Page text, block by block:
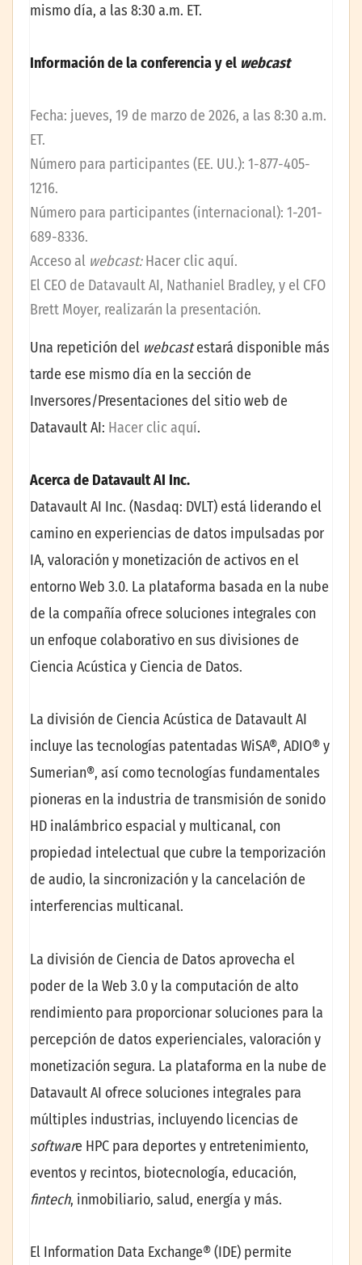
mismo día, a las 8:30 a.m. ET.
Información de la conferencia y el webcast
Fecha: jueves, 19 de marzo de 2026, a las 8:30 a.m.
ET.
Número para participantes (EE. UU.): 1-877-405-
1216.
Número para participantes (internacional): 1-201-
689-8336.
Acceso al webcast:Hacer clic aquí.
El CEO de Datavault AI, Nathaniel Bradley, y el CFO
Brett Moyer, realizarán la presentación.
Una repetición del webcastestará disponible más
tarde ese mismo día en la sección de
Inversores/Presentaciones del sitio web de
Datavault AI: Hacer clic aquí.
Acerca de Datavault AI Inc.
Datavault AI Inc. (Nasdaq: DVLT) está liderando el
camino en experiencias de datos impulsadas por
IA, valoración y monetización de activos en el
entorno Web 3.0. La plataforma basada en la nube
de la compañía ofrece soluciones integrales con
un enfoque colaborativo en sus divisiones de
Ciencia Acústica y Ciencia de Datos.
La división de Ciencia Acústica de Datavault AI
incluye las tecnologías patentadas WiSA®, ADIO® y
Sumerian®, así como tecnologías fundamentales
pioneras en la industria de transmisión de sonido
HD inalámbrico espacial y multicanal, con
propiedad intelectual que cubre la temporización
de audio, la sincronización y la cancelación de
interferencias multicanal.
La división de Ciencia de Datos aprovecha el
poder de la Web 3.0 y la computación de alto
rendimiento para proporcionar soluciones para la
percepción de datos experienciales, valoración y
monetización segura. La plataforma en la nube de
Datavault AI ofrece soluciones integrales para
múltiples industrias, incluyendo licencias de
software HPC para deportes y entretenimiento,
eventos y recintos, biotecnología, educación,
fintech, inmobiliario, salud, energía y más.
El Information Data Exchange® (IDE) permite